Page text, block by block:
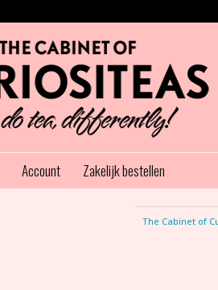
Account Zakelijk bestellen
The Cabinet of